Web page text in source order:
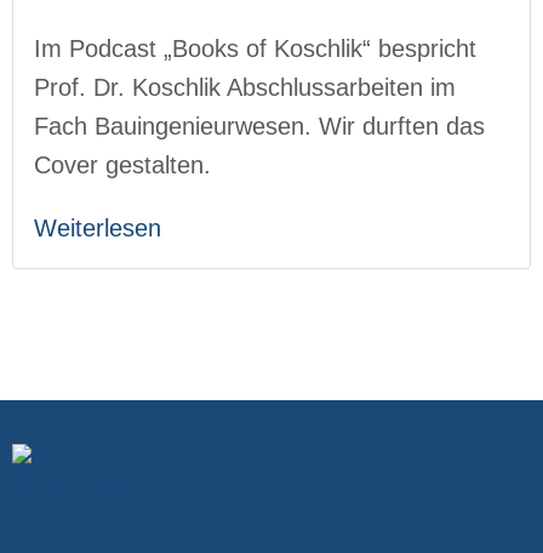
Im Podcast „Books of Koschlik“ bespricht
Prof. Dr. Koschlik Abschlussarbeiten im
Fach Bauingenieurwesen. Wir durften das
Cover gestalten.
Weiterlesen